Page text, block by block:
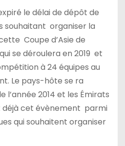
le délai de dépôt de
souhaitant organiser la
Coupe d’Asie de
se déroulera en 2019 et
à 24 équipes au
Le pays-hôte se ra
l’année 2014 et les Émirats
déjà cet évènement parmi
qui souhaitent organiser